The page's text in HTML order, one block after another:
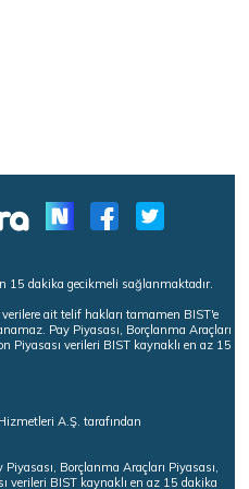
15 dakika gecikmeli sağlanmaktadır.
ait telif hakları tamamen BIST'e
Pay Piyasası, Borçlanma Araçları
Piyasası verileri BIST kaynaklı en az 15
A.Ş. tarafından
Borçlanma Araçları Piyasası,
verileri BIST kaynaklı en az 15 dakika